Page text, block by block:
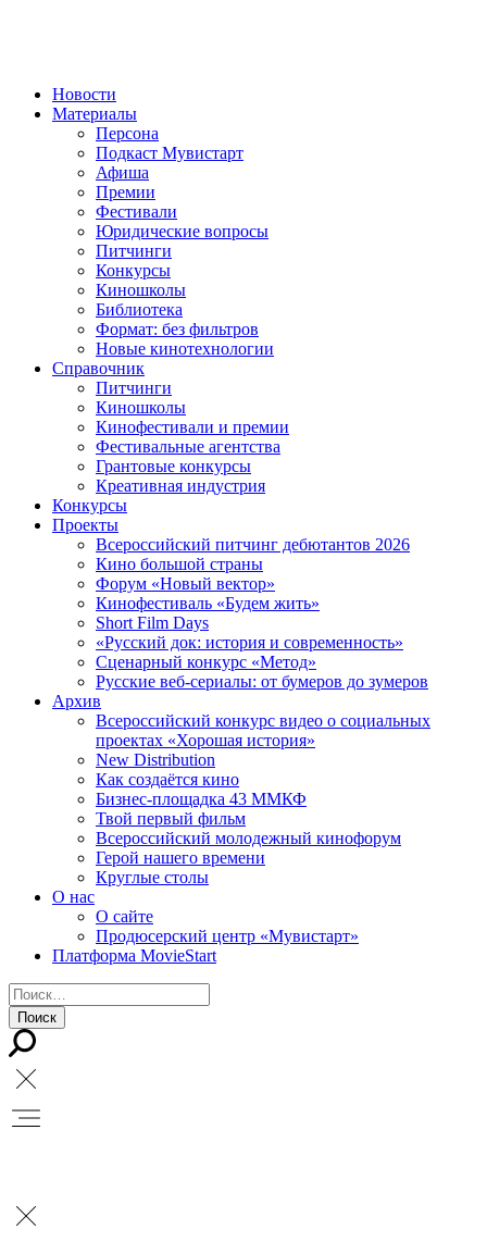
Новости
Материалы
Персона
Подкаст Мувистарт
Афиша
Премии
Фестивали
Юридические вопросы
Питчинги
Конкурсы
Киношколы
Библиотека
Формат: без фильтров
Новые кинотехнологии
Справочник
Питчинги
Киношколы
Кинофестивали и премии
Фестивальные агентства
Грантовые конкурсы
Креативная индустрия
Конкурсы
Проекты
Всероссийский питчинг дебютантов 2026
Кино большой страны
Форум «Новый вектор»
Кинофестиваль «Будем жить»
Short Film Days
«Русский док: история и современность»
Сценарный конкурс «Метод»
Русские веб-сериалы: от бумеров до зумеров
Архив
Всероссийский конкурс видео о социальных
проектах «Хорошая история»
New Distribution
Как создаётся кино
Бизнес-площадка 43 ММКФ
Твой первый фильм
Всероссийский молодежный кинофорум
Герой нашего времени
Круглые столы
О нас
О сайте
Продюсерский центр «Мувистарт»
Платформа MovieStart